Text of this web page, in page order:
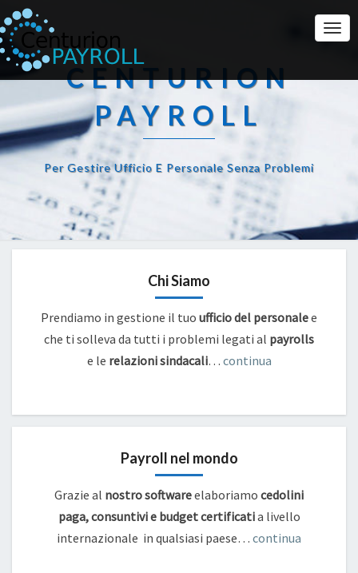
CENTURION
PAYROLL
Per Gestire Ufficio E Personale Senza Problemi
Chi Siamo
Prendiamo in gestione il tuo ufficio del personalee
che ti solleva da tutti i problemi legati al payrolls
e le relazioni sindacali… continua
Payroll nel mondo
Grazie al nostro softwareelaboriamo cedolini
paga, consuntivi e budget certificatia livello
internazionale in qualsiasi paese… continua